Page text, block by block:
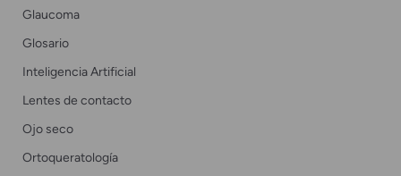
Glaucoma
Glosario
Inteligencia Artificial
Lentes de contacto
Ojo seco
Ortoqueratología